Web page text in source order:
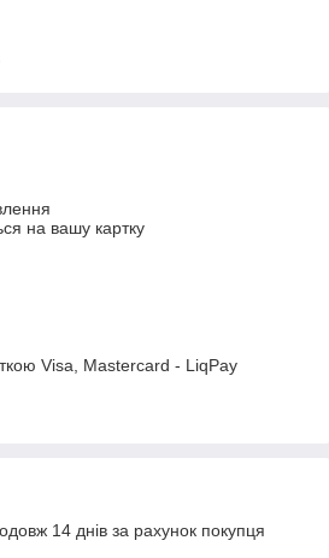
на вашу картку
Visa, Mastercard - LiqPay
14 днів за рахунок покупця